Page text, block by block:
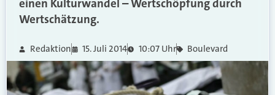
einen Kulturwandel – Wertschöpfung durch
Wertschätzung.
Redaktion 15. Juli 2014 10:07 Uhr Boulevard